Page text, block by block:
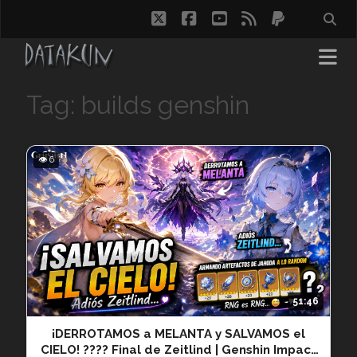
twitterfacebook
youtube
rss paypal
Tag: builds genshin
51:46
👁 6
¡DERROTAMOS a MELANTA y SALVAMOS el
CIELO! ???? Final de Zeitlind | Genshin Impact